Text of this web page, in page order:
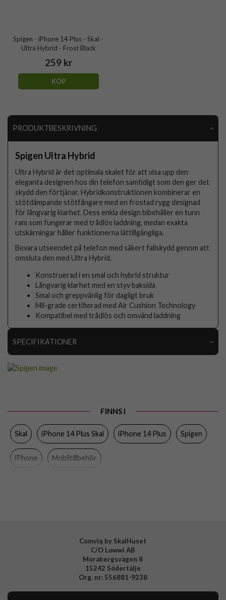
Spigen - iPhone 14 Plus - Skal -
Ultra Hybrid - Frost Black
259 kr
KÖP
PRODUKTBESKRIVNING
Spigen Ultra Hybrid
Ultra Hybrid är det optimala skalet för att visa upp den
eleganta designen hos din telefon samtidigt som den ger det
skydd den förtjänar. Hybridkonstruktionen kombinerar en
stötdämpande stötfångare med en frostad rygg designad
för långvarig klarhet. Dess enkla design bibehåller en tunn
ram som fungerar med trådlös laddning, medan exakta
utskärningar håller funktionerna lättillgängliga.
Bevara utseendet på telefon med säkert fallskydd genom att
omsluta den med Ultra Hybrid.
Konstruerad i en smal och hybrid struktur
Långvarig klarhet med en styv baksida
Smal och greppvänlig för dagligt bruk
Mil-grade certifierad med Air Cushion Technology
Kompatibel med trådlös och omvänd laddning
SPECIFIKATIONER
Trådlös laddning-kompatibel
Färg Genomskinlig
Material
FINNS I
Skal iPhone 14 Plus Skal iPhone 14 Plus Spigen
iPhone Mobiltillbehör
Comviq by SkalHuset
C/O Lowwi AB
Morabergsvägen 8
15242 Södertälje
Org. nr: 556881-9238